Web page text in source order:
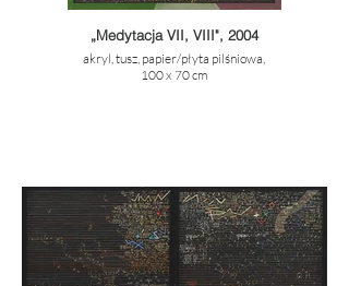
„Medytacja VII, VIII", 2004
akryl, tusz, papier/płyta pilśniowa,
100 x 70 cm